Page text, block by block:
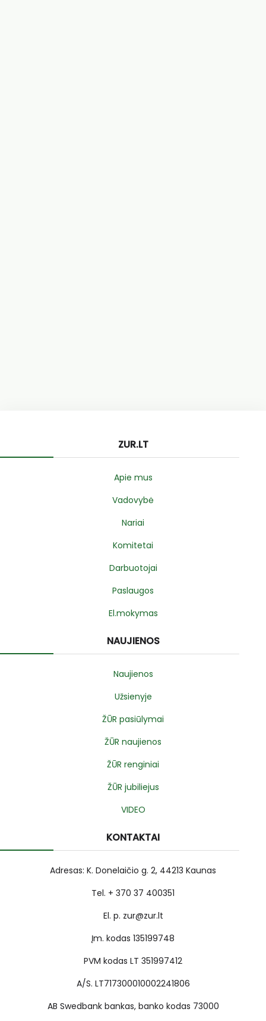
ZUR.LT
Apie mus
Vadovybė
Nariai
Komitetai
Darbuotojai
Paslaugos
El.mokymas
NAUJIENOS
Naujienos
Užsienyje
ŽŪR pasiūlymai
ŽŪR naujienos
ŽŪR renginiai
ŽŪR jubiliejus
VIDEO
KONTAKTAI
Adresas: K. Donelaičio g. 2, 44213 Kaunas
Tel. + 370 37 400351
El. p. zur@zur.lt
Įm. kodas 135199748
PVM kodas LT 351997412
A/S. LT717300010002241806
AB Swedbank bankas, banko kodas 73000